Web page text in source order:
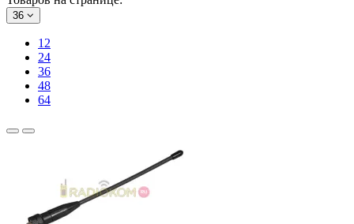
36
12
24
36
48
64